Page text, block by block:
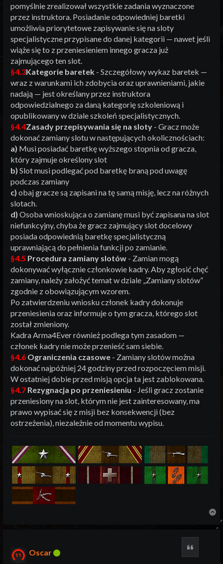
pomyślnie zrealizował wszystkie zadania wyznaczone
przez instruktora. Posiadanie odpowiedniej baretki
umożliwia priorytetowe zapisywanie się na sloty
specjalistyczne przypisane do danej kategorii — nawet jeśli
wiąże się to z przeniesieniem innego gracza już
zajmującego ten slot.
§4.3Kategorie baretek - Szczegółowy wykaz baretek —
wraz z warunkami ich zdobycia oraz uprawnieniami, jakie
nadają — jest określany przez instruktora
odpowiedzialnego za daną kategorię szkoleniową i
opublikowany w dziale szkoleń specjalistycznych.
§4.4Zasady przepisywania się na sloty - Gracz może
dokonać zamiany slotu w następujących okolicznościach:
a) Musi posiadać baretkę wyższego stopnia od gracza,
który zajmuje określony slot
b) Slot musi podlegać pod baretkę braną pod uwagę
podczas zamiany
c) obaj gracze są zapisani na tę samą misję, lecz na różnych
slotach.
d) Osoba wnioskująca o zamianę musi być zapisana na slot
niefunkcyjny, chyba że gracz zajmujący slot docelowy
posiada odpowiednią baretkę specjalistyczną
uprawniającą do pełnienia funkcji po zamianie.
§4.5 Procedura zamiany slotów - Zamian mogą
dokonywać wyłącznie członkowie kadry. Aby zgłosić chęć
zamiany, należy założyć temat w dziale „Zamiany slotów”
zgodnie z obowiązującym wzorem.
Po zatwierdzeniu wniosku członek kadry dokonuje
przeniesienia oraz informuje o tym gracza, którego slot
został zmieniony.
Kadra Arma4Ever również podlega tym zasadom —
członek kadry nie może przenieść sam siebie.
§4.6 Ograniczenia czasowe - Zamiany slotów można
dokonać najpóźniej 24 godziny przed rozpoczęciem misji.
W ostatniej dobie przed misją opcja ta jest zablokowana.
§4.7 Rezygnacja po przeniesieniu - Jeśli gracz zostanie
przeniesiony na slot, którym nie jest zainteresowany, ma
prawo wypisać się z misji bez konsekwencji (bez
ostrzeżenia), niezależnie od momentu wypisu.
Oscar